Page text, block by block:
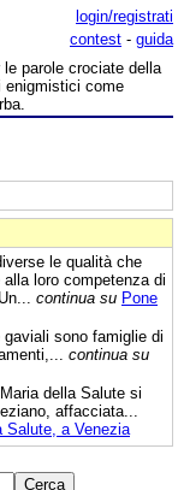
login/registrati
contest - guida
parole crociate della
enigmistici come
le qualità che
loro competenza di
continua su Pone
sono famiglie di
continua su
della Salute si
affacciata...
Salute, a Venezia